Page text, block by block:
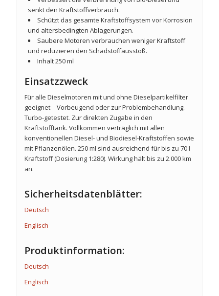
senkt den Kraftstoffverbrauch.
Schützt das gesamte Kraftstoffsystem vor Korrosion
und altersbedingten Ablagerungen.
Saubere Motoren verbrauchen weniger Kraftstoff
und reduzieren den Schadstoffausstoß.
Inhalt 250 ml
Einsatzzweck
Für alle Dieselmotoren mit und ohne Dieselpartikelfilter
geeignet – Vorbeugend oder zur Problembehandlung.
Turbo-getestet. Zur direkten Zugabe in den
Kraftstofftank. Vollkommen verträglich mit allen
konventionellen Diesel- und Biodiesel-Kraftstoffen sowie
mit Pflanzenölen. 250 ml sind ausreichend für bis zu 70 l
Kraftstoff (Dosierung 1:280). Wirkung hält bis zu 2.000 km
an.
Sicherheitsdatenblätter:
Deutsch
Englisch
Produktinformation:
Deutsch
Englisch